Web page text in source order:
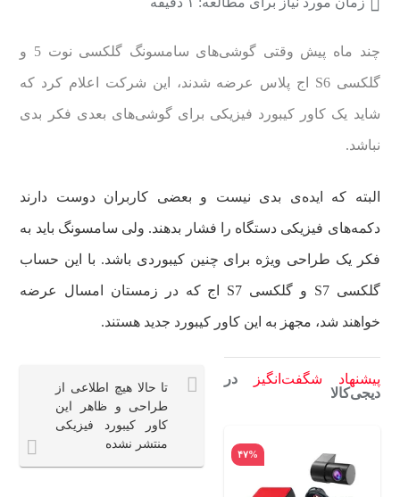
چند ماه پیش وقتی گوشی‌های سامسونگ گلکسی نوت 5 و
گلکسی S6 اج پلاس عرضه شدند، این شرکت اعلام کرد که
شاید یک کاور کیبورد فیزیکی برای گوشی‌های بعدی فکر بدی
نباشد.
البته که ایده‌ی بدی نیست و بعضی کاربران دوست دارند
دکمه‌های فیزیکی دستگاه را فشار بدهند. ولی سامسونگ باید به
فکر یک طراحی ویژه برای چنین کیبوردی باشد. با این حساب
گلکسی S7 و گلکسی S7 اج که در زمستان امسال عرضه
خواهند شد، مجهز به این کاور کیبورد جدید هستند.
تا حالا هیچ اطلاعی از
طراحی و ظاهر این
کاور کیبورد فیزیکی
منتشر نشده
پیشنهاد شگفت‌انگیز
در
دیجی‌کالا
۴۷%